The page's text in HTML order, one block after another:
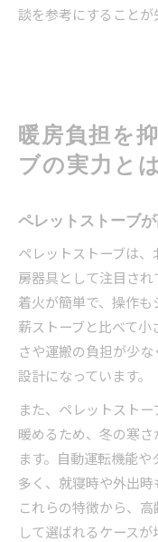
談を参考にすることが
暖房負担を
ブの実力とは
ペレットストーブ
ペレットストーブは
房器具として注目さ
着火が簡単で、操作
薪ストーブと比べて
さや運搬の負担が少
設計になっています。
また、ペレットスト
暖めるため、冬の寒
ます。自動運転機能
多く、就寝時や外出時
これらの特徴から、
して選ばれるケースが